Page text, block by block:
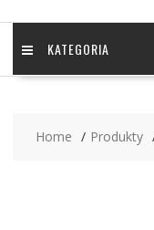
KATEGORIA
Home Produkty